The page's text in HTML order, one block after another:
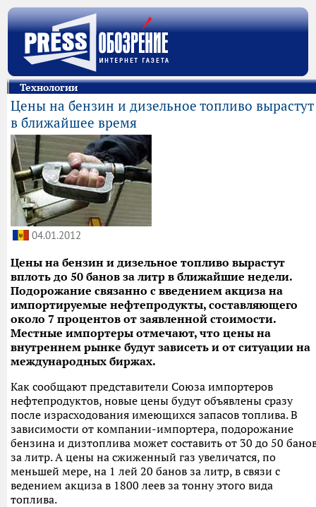
Технологии
Цены на бензин и дизельное топливо вырастут
в ближайшее время
04.01.2012
Цены на бензин и дизельное топливо вырастут
вплоть до 50 банов за литр в ближайшие недели.
Подорожание связанно с введением акциза на
импортируемые нефтепродукты, составляющего
около 7 процентов от заявленной стоимости.
Местные импортеры отмечают, что цены на
внутреннем рынке будут зависеть и от ситуации на
международных биржах.
Как сообщают представители Союза импортеров
нефтепродуктов, новые цены будут объявлены сразу
после израсходования имеющихся запасов топлива. В
зависимости от компании-импортера, подорожание
бензина и дизтоплива может составить от 30 до 50
за литр. А цены на сжиженный газ увеличатся, по
меньшей мере, на 1 лей 20 банов за литр, в связи с
ведением акциза в 1800 леев за тонну этого вида
топлива.